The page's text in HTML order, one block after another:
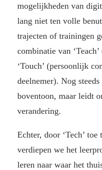
mogelijkheden van
lang niet ten volle
trajecten of trainingen
combinatie van
‘Touch’ (persoonlijk
deelnemer). Nog
boventoon, maar leidt
verandering.
Echter, door ‘Tech’
verdiepen we het
leren naar waar het